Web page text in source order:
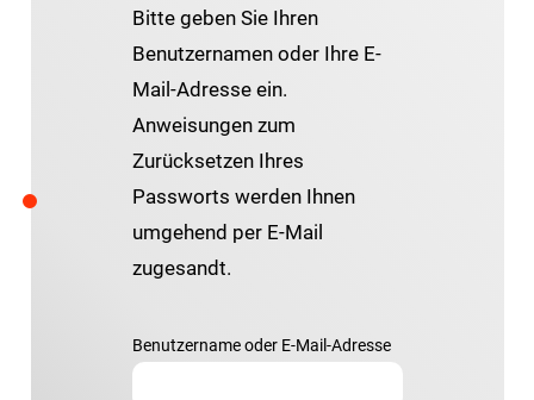
Bitte geben Sie Ihren
Benutzernamen oder Ihre E-
Mail-Adresse ein.
Anweisungen zum
Zurücksetzen Ihres
Passworts werden Ihnen
umgehend per E-Mail
zugesandt.
Benutzername oder E-Mail-Adresse